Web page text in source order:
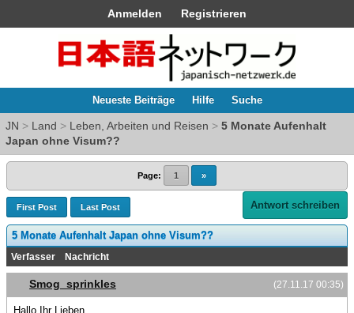
Anmelden Registrieren
Neueste Beiträge Hilfe Suche
JN > Land > Leben, Arbeiten und Reisen > 5 Monate Aufenhalt
Japan ohne Visum??
Page: 1 »
First Post Last Post Antwort schreiben
5 Monate Aufenhalt Japan ohne Visum??
Verfasser Nachricht
(27.11.17 00:35)
Smog_sprinkles
Hallo Ihr Lieben,